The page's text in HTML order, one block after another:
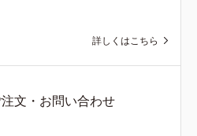
詳しくはこちら
文・お問い合わせ